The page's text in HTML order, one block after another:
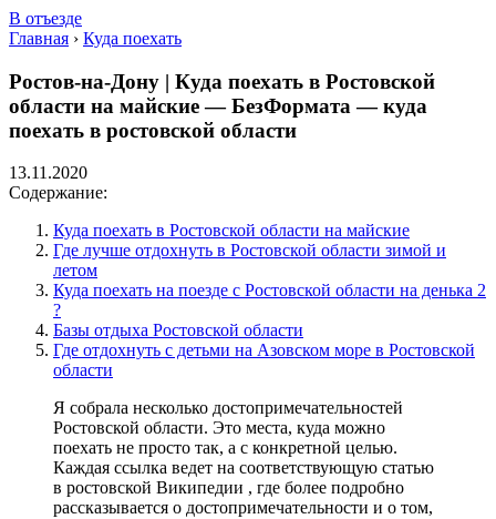
В отъезде
Главная › Куда поехать
Ростов-на-Дону | Куда поехать в Ростовской
области на майские — БезФормата — куда
поехать в ростовской области
13.11.2020
Содержание:
Куда поехать в Ростовской области на майские
Где лучше отдохнуть в Ростовской области зимой и
летом
Куда поехать на поезде с Ростовской области на денька 2
?
Базы отдыха Ростовской области
Где отдохнуть с детьми на Азовском море в Ростовской
области
Я собрала несколько достопримечательностей
Ростовской области. Это места, куда можно
поехать не просто так, а с конкретной целью.
Каждая ссылка ведет на соответствующую статью
в ростовской Википедии , где более подробно
рассказывается о достопримечательности и о том,